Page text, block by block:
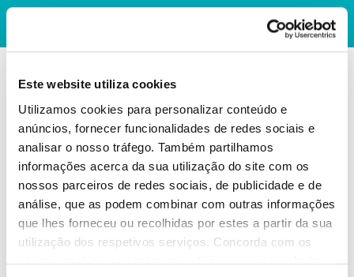
Este website utiliza cookies
Utilizamos cookies para personalizar conteúdo e
anúncios, fornecer funcionalidades de redes sociais e
analisar o nosso tráfego. Também partilhamos
informações acerca da sua utilização do site com os
nossos parceiros de redes sociais, de publicidade e de
análise, que as podem combinar com outras informações
que lhes forneceu ou recolhidas por estes a partir da sua
utilização dos respetivos serviços. Concorda com os